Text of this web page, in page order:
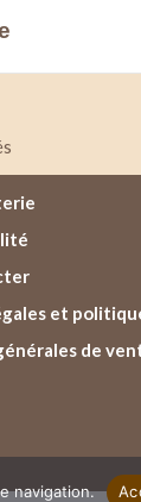
et
de
navigation.